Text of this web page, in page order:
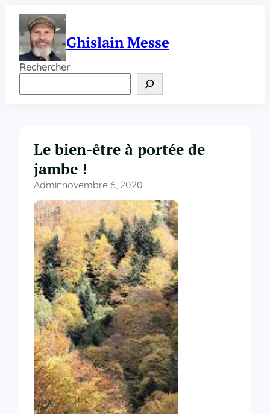
contenu
Ghislain Messe
Rechercher
Le bien-être à portée de
jambe !
Adminnovembre 6, 2020